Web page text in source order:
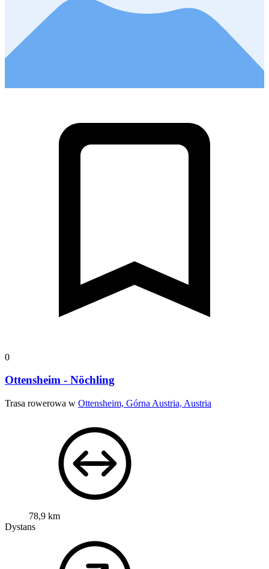
0
Ottensheim - Nöchling
Trasa rowerowa w Ottensheim, Górna Austria, Austria
78,9 km
Dystans